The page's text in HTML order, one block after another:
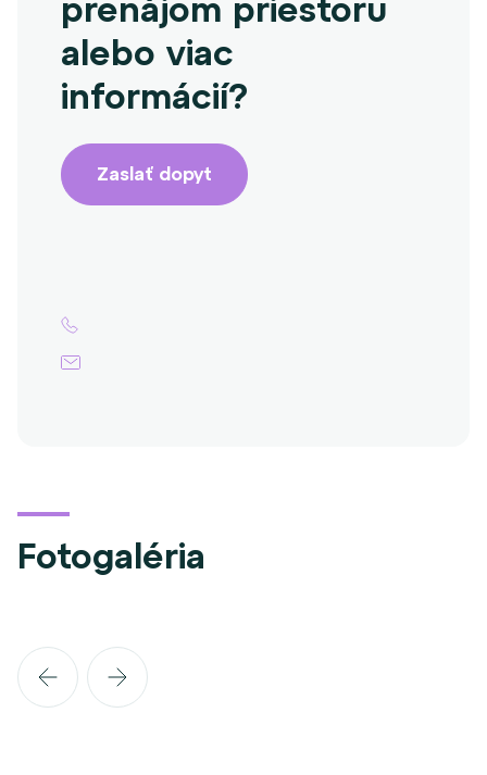
prenájom priestoru
alebo viac
informácií?
Zaslať dopyt
Fotogaléria